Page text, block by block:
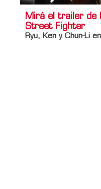
Mirá el trailer de
Street Fighter
Ryu, Ken y Chun-Li